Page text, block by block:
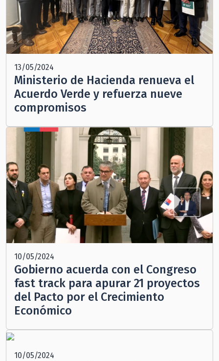
13/05/2024
Ministerio de Hacienda renueva el
Acuerdo Verde y refuerza nueve
compromisos
10/05/2024
Gobierno acuerda con el Congreso
fast track para apurar 21 proyectos
del Pacto por el Crecimiento
Económico
10/05/2024